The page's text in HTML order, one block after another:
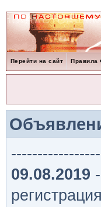
Перейти на сайт Правила
09.08.2019